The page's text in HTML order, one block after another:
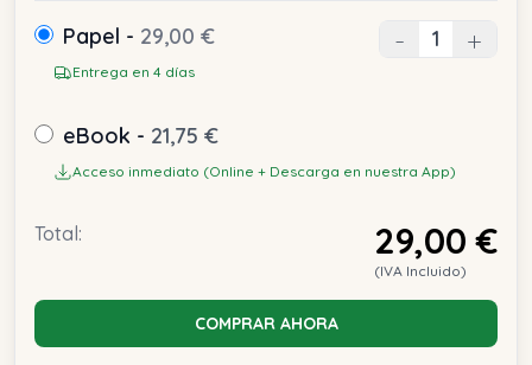
Papel - 29,00 €
Entrega en 4 días
- +
eBook - 21,75 €
Acceso inmediato (Online + Descarga en nuestra App)
Total: 29,00 €
(IVA Incluido)
COMPRAR AHORA